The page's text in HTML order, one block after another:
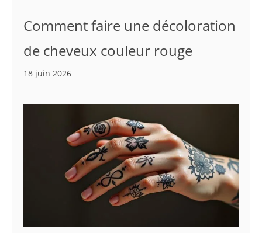
Comment faire une décoloration
de cheveux couleur rouge
18 juin 2026